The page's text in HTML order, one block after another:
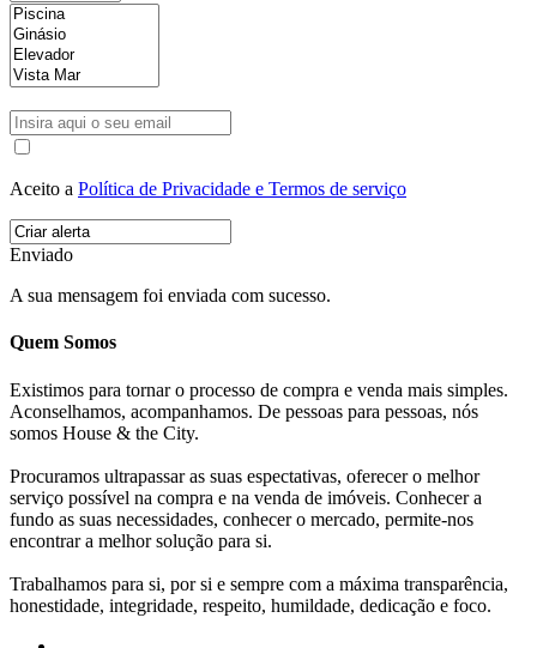
Aceito a Política de Privacidade e Termos de serviço
Enviado
A sua mensagem foi enviada com sucesso.
Quem Somos
Existimos para tornar o processo de compra e venda mais simples.
Aconselhamos, acompanhamos. De pessoas para pessoas, nós
somos House & the City.
Procuramos ultrapassar as suas espectativas, oferecer o melhor
serviço possível na compra e na venda de imóveis. Conhecer a
fundo as suas necessidades, conhecer o mercado, permite-nos
encontrar a melhor solução para si.
Trabalhamos para si, por si e sempre com a máxima transparência,
honestidade, integridade, respeito, humildade, dedicação e foco.